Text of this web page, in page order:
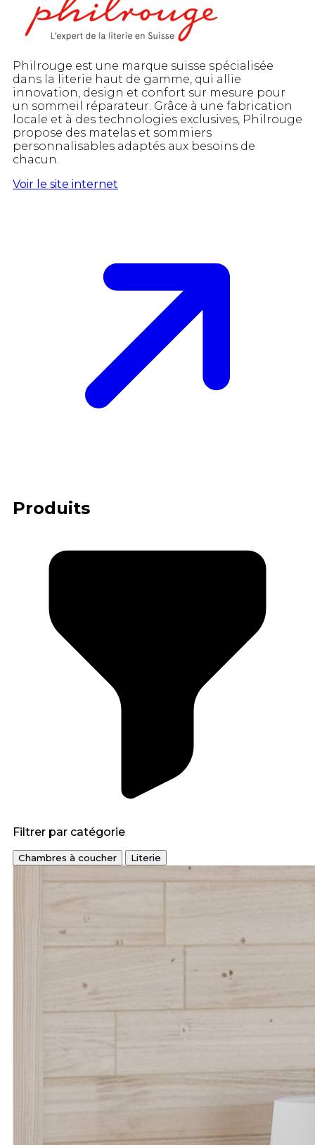
Philrouge est une marque suisse spécialisée
dans la literie haut de gamme, qui allie
innovation, design et confort sur mesure pour
un sommeil réparateur. Grâce à une fabrication
locale et à des technologies exclusives, Philrouge
propose des matelas et sommiers
personnalisables adaptés aux besoins de
chacun.
Voir le site internet
Produits
Filtrer par catégorie
Chambres à coucher Literie